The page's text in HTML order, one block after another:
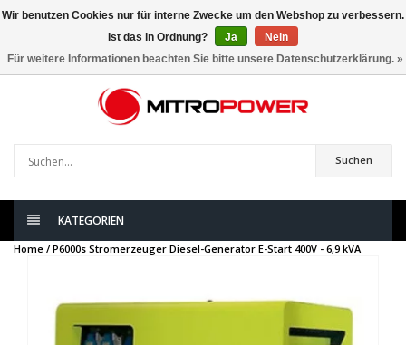
artikel
Suchen
KATEGORIEN
Home / P6000s Stromerzeuger Diesel-Generator E-Start 400V - 6,9 kVA
Wir benutzen Cookies nur für interne Zwecke um den Webshop zu verbessern.
Ist das in Ordnung?
Ja
Nein
Für weitere Informationen beachten Sie bitte unsere Datenschutzerklärung. »